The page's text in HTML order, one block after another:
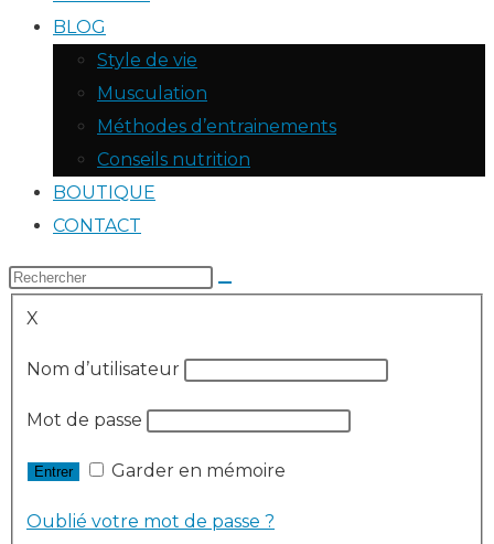
BLOG
Style de vie
Musculation
Méthodes d’entrainements
Conseils nutrition
BOUTIQUE
CONTACT
X
Nom d’utilisateur
Mot de passe
Garder en mémoire
Oublié votre mot de passe ?